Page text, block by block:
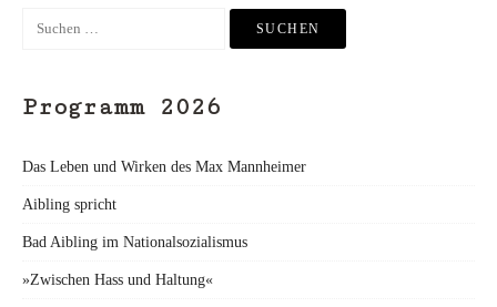
Programm 2026
Das Leben und Wirken des Max Mannheimer
Aibling spricht
Bad Aibling im Nationalsozialismus
»Zwischen Hass und Haltung«